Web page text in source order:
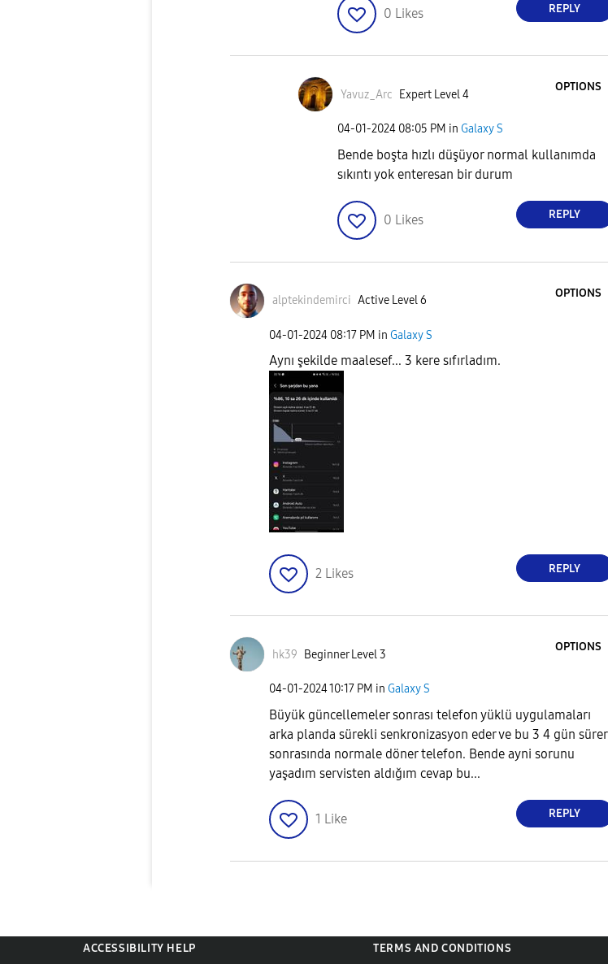
0 Likes REPLY
Yavuz_Arc Expert Level 4
OPTIONS
‎04-01-2024 08:05 PM in Galaxy S
Bende boşta hızlı düşüyor normal kullanımda
sıkıntı yok enteresan bir durum
0 Likes REPLY
alptekindemirci Active Level 6
OPTIONS
‎04-01-2024 08:17 PM in Galaxy S
Aynı şekilde maalesef... 3 kere sıfırladım.
2 Likes REPLY
hk39 Beginner Level 3
OPTIONS
‎04-01-202410:17 PM in Galaxy S
Büyük güncellemeler sonrası telefon yüklü uygulamaları
arka planda sürekli senkronizasyon eder ve bu 3 4 gün sürer
sonrasında normale döner telefon. Bende ayni sorunu
yaşadım servisten aldığım cevap bu...
1 Like REPLY
ACCESSIBILITY HELP
TERMS AND CONDITIONS